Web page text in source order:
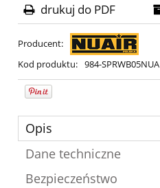
drukuj do PDF
Producent:
Kod produktu: 984-SPRWB05NUA
Opis
Dane techniczne
Bezpieczeństwo